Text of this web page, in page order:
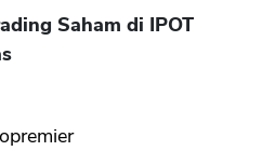
Saham di IPOT